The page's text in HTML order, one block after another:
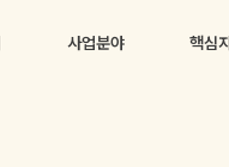
사업분야 핵심